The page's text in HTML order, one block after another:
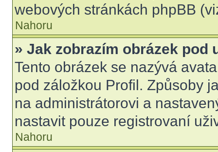
webových stránkách phpBB
Nahoru
» Jak zobrazím obrázek pod
Tento obrázek se nazývá
pod záložkou Profil. Způsoby
na administrátorovi a
nastavit pouze registrovaní
Nahoru